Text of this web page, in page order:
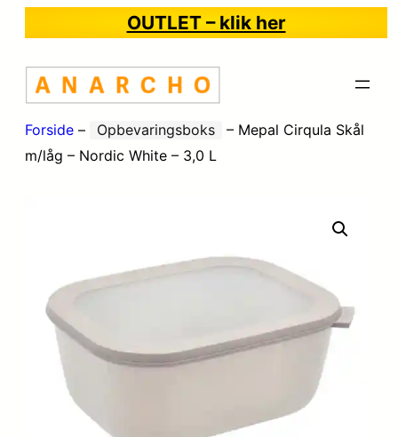
OUTLET – klik her
Forside – Opbevaringsboks – Mepal Cirqula Skål
m/låg – Nordic White – 3,0 L